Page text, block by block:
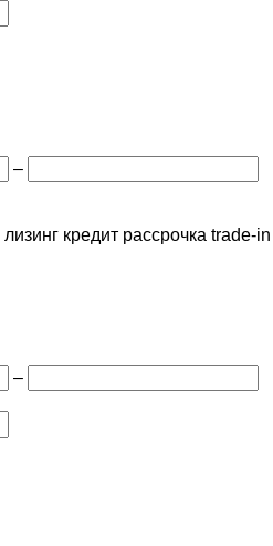
–
лизинг кредит рассрочка trade-in
–